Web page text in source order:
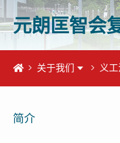
元朗匡智会
首页关于我们 义
简介